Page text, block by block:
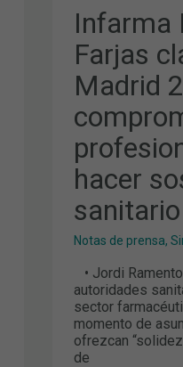
Infarma
Farjas
Madrid
hacer
sanitario
Notas de prensa,
• Jordi
autoridades
sector
momento de
ofrezcan
de
2012
Y
PIDE
EL
COMPROMISO
DE
USUARIOS,
Y
GESTORAS
PARA
SOSTENIBLE
EL
SISTEMA
SANITARIO